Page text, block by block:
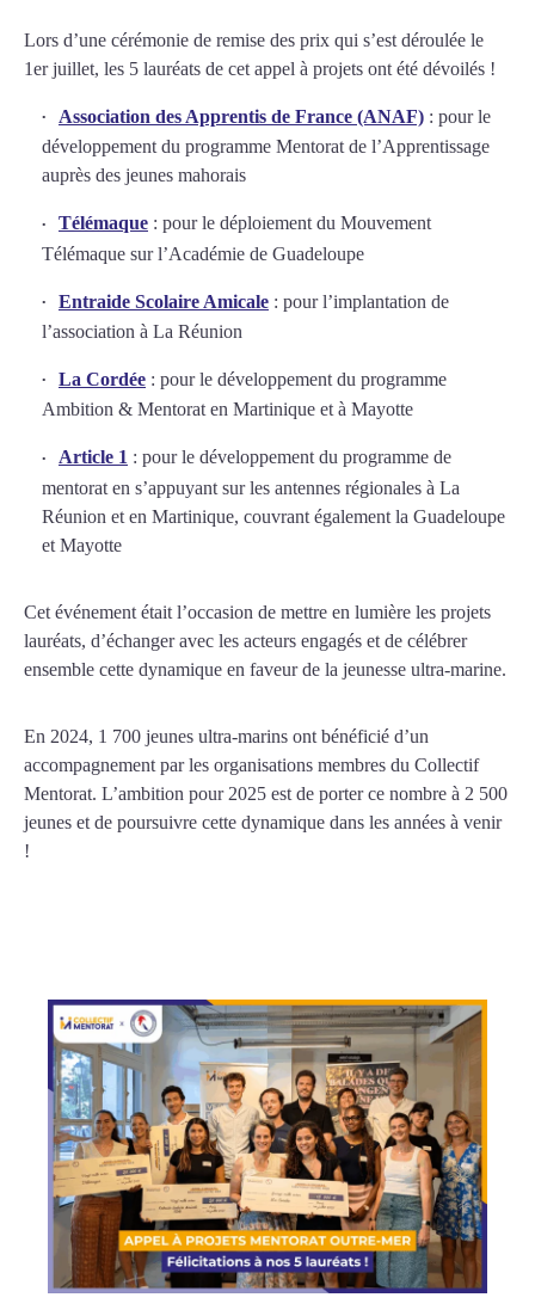
Lors d’une cérémonie de remise des prix qui s’est déroulée le
1er juillet, les 5 lauréats de cet appel à projets ont été dévoilés !
Association des Apprentis de France (ANAF) : pour le
développement du programme Mentorat de l’Apprentissage
auprès des jeunes mahorais
Télémaque : pour le déploiement du Mouvement
Télémaque sur l’Académie de Guadeloupe
Entraide Scolaire Amicale : pour l’implantation de
l’association à La Réunion
La Cordée : pour le développement du programme
Ambition & Mentorat en Martinique et à Mayotte
Article 1 : pour le développement du programme de
mentorat en s’appuyant sur les antennes régionales à La
Réunion et en Martinique, couvrant également la Guadeloupe
et Mayotte
Cet événement était l’occasion de mettre en lumière les projets
lauréats, d’échanger avec les acteurs engagés et de célébrer
ensemble cette dynamique en faveur de la jeunesse ultra-marine.
En 2024, 1 700 jeunes ultra-marins ont bénéficié d’un
accompagnement par les organisations membres du Collectif
Mentorat. L’ambition pour 2025 est de porter ce nombre à 2 500
jeunes et de poursuivre cette dynamique dans les années à venir
!